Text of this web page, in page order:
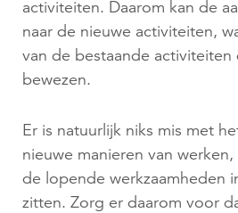
activiteiten. Daarom kan de
naar de nieuwe activiteiten,
van de bestaande activiteiten
bewezen.
Er is natuurlijk niks mis met
nieuwe manieren van
de lopende werkzaamheden
zitten. Zorg er daarom voor